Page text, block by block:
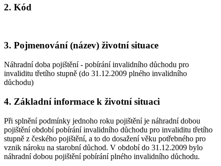
2. Kód
3. Pojmenování (název) životní situace
Náhradní doba pojištění - pobírání invalidního důchodu pro
invaliditu třetího stupně (do 31.12.2009 plného invalidního
důchodu)
4. Základní informace k životní situaci
Při splnění podmínky jednoho roku pojištění je náhradní dobou
pojištění období pobírání invalidního důchodu pro invaliditu třetího
stupně z českého pojištění, a to do dosažení věku potřebného pro
vznik nároku na starobní důchod. V období do 31.12.2009 bylo
náhradní dobou pojištění pobírání plného invalidního důchodu.